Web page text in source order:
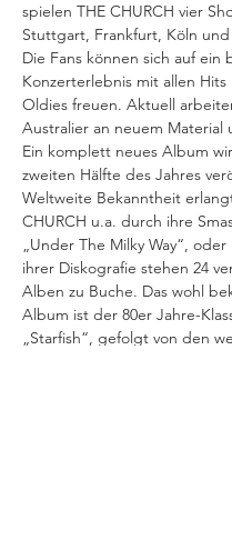
spielen THE CHURCH vier
Stuttgart, Frankfurt, Köln
Die Fans können sich auf ein
Konzerterlebnis mit allen
Oldies freuen. Aktuell
Australier an neuem Material
Ein komplett neues Album
zweiten Hälfte des Jahres
Weltweite Bekanntheit
CHURCH u.a. durch ihre
„Under The Milky Way“, oder
ihrer Diskografie stehen 24
Alben zu Buche. Das wohl
Album ist der 80er Jahre-
„Starfish“, gefolgt von den